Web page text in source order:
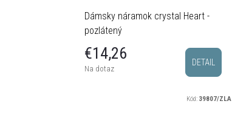
Dámsky náramok crystal Heart -
pozlátený
€14,26
Na dotaz
DETAIL
Kód: 39807/ZLA